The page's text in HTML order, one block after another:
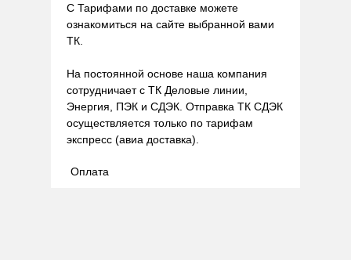
С Тарифами по доставке можете
ознакомиться на сайте выбранной вами
ТК.
На постоянной основе наша компания
сотрудничает с ТК Деловые линии,
Энергия, ПЭК и СДЭК. Отправка ТК СДЭК
осуществляется только по тарифам
экспресс (авиа доставка).
Оплата